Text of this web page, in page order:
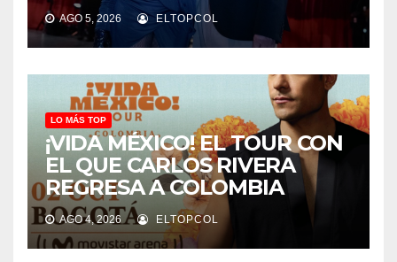
AGO 5, 2026 ELTOPCOL
LO MÁS TOP
¡VIDA MÉXICO! EL TOUR CON
EL QUE CARLOS RIVERA
REGRESA A COLOMBIA
AGO 4, 2026 ELTOPCOL